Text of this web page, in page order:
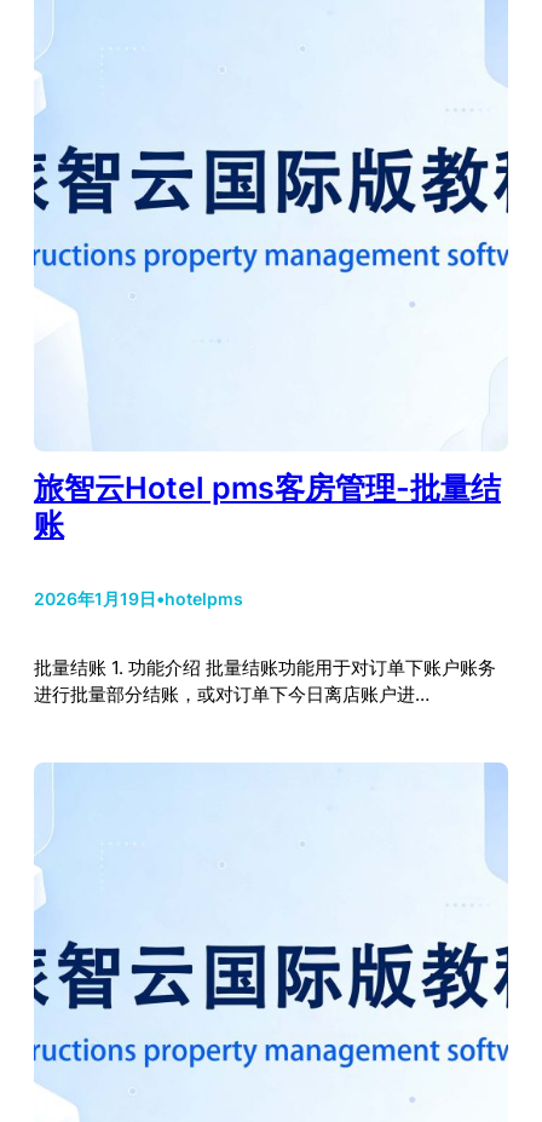
旅智云Hotel pms客房管理-批量结
账
2026年1月19日•hotelpms
批量结账 1. 功能介绍 批量结账功能用于对订单下账户账务
进行批量部分结账，或对订单下今日离店账户进…